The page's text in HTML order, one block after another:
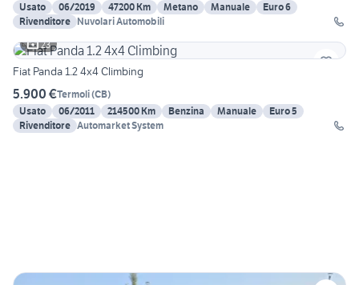
Usato
06/2019 47200 Km Metano Manuale
Euro 6
Rivenditore Nuvolari Automobili
23
Fiat Panda 1.2 4x4 Climbing
5.900 €Termoli(CB)
Usato
06/2011 214500 Km Benzina Manuale
Euro 5
Rivenditore Automarket System